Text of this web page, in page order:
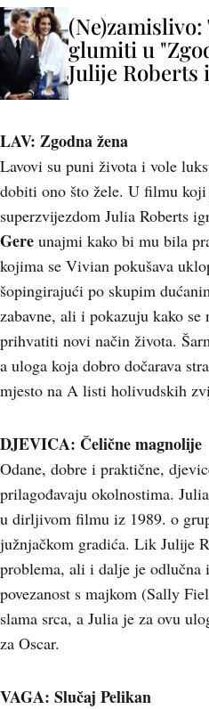
glumiti u
Julije Roberts
LAV: Zgodna žena
Lavovi su puni života i vole
dobiti ono što žele. U filmu
superzvijezdom Julia Roberts
Gere unajmi kako bi mu bila
kojima se Vivian pokušava
šopingirajući po skupim
zabavne, ali i pokazuju kako
prihvatiti novi način života.
a uloga koja dobro dočarava
mjesto na A listi holivudskih
DJEVICA: Čelične magnolije
Odane, dobre i praktične,
prilagođavaju okolnostima.
u dirljivom filmu iz 1989. o
južnjačkom gradića. Lik Julije
problema, ali i dalje je odlučna
povezanost s majkom (Sally
slama srca, a Julia je za ovu
za Oscar.
VAGA: Slučaj Pelikan